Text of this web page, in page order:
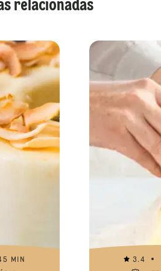
relacionadas
MIN
3.4